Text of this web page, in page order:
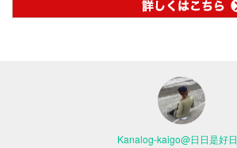
Kanalog-kaigo@日日是好日